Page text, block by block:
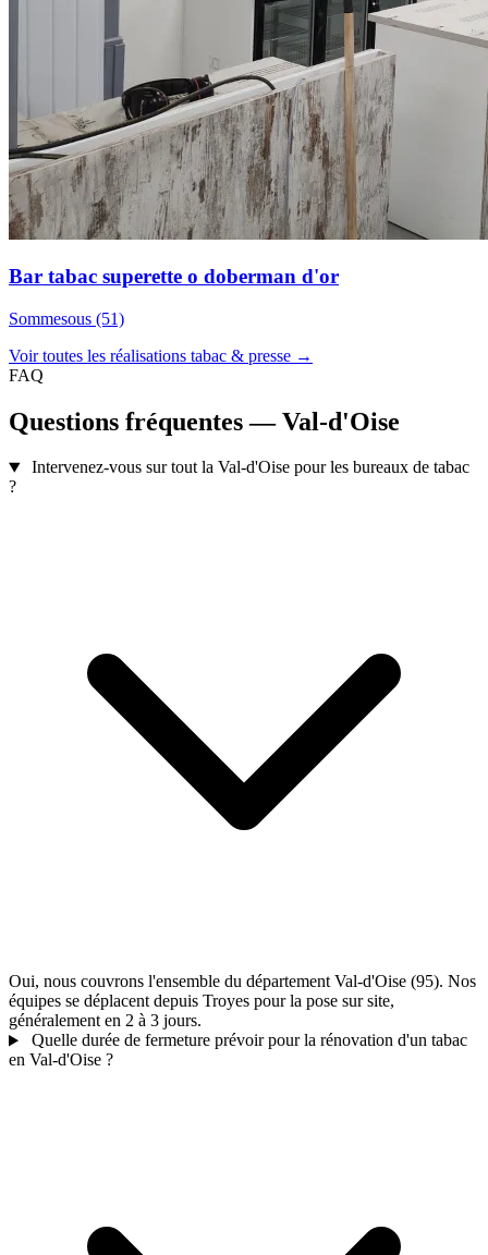
Bar tabac superette o doberman d'or
Sommesous (51)
Voir toutes les réalisations tabac & presse →
FAQ
Questions fréquentes — Val-d'Oise
Intervenez-vous sur tout la Val-d'Oise pour les bureaux de tabac
?
Oui, nous couvrons l'ensemble du département Val-d'Oise (95). Nos
équipes se déplacent depuis Troyes pour la pose sur site,
généralement en 2 à 3 jours.
Quelle durée de fermeture prévoir pour la rénovation d'un tabac
en Val-d'Oise ?